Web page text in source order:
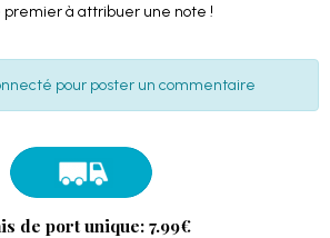
premier à attribuer une note !
pour poster un commentaire
de port unique: 7.99€